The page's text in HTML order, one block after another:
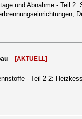
und Abnahme - Teil 2:
[AKTUELL]
- Teil 2-2: